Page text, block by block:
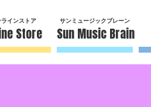
ラインストア
Store
サンミュージックブレーン
Sun Music Brain